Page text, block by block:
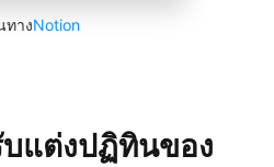
ทางNotion
แต่งปฏิทินของ